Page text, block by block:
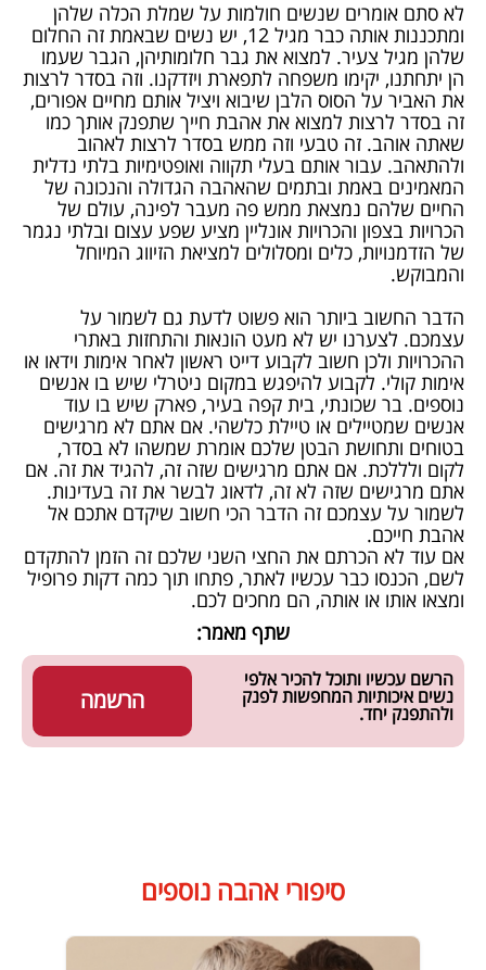
לא סתם אומרים שנשים חולמות על שמלת הכלה שלהן
ומתכננות אותה כבר מגיל 12, יש נשים שבאמת זה החלום
שלהן מגיל צעיר. למצוא את גבר חלומותיהן, הגבר שעמו
הן יתחתנו, יקימו משפחה לתפארת ויזדקנו. וזה בסדר לרצות
את האביר על הסוס הלבן שיבוא ויציל אותם מחיים אפורים,
זה בסדר לרצות למצוא את אהבת חייך שתפנק אותך כמו
שאתה אוהב. זה טבעי וזה ממש בסדר לרצות לאהוב
ולהתאהב. עבור אותם בעלי תקווה ואופטימיות בלתי נדלית
המאמינים באמת ובתמים שהאהבה הגדולה והנכונה של
החיים שלהם נמצאת ממש פה מעבר לפינה, עולם של
הכרויות בצפון והכרויות אונליין מציע שפע עצום ובלתי נגמר
של הזדמנויות, כלים ומסלולים למציאת הזיווג המיוחל
והמבוקש.
הדבר החשוב ביותר הוא פשוט לדעת גם לשמור על
עצמכם. לצערנו יש לא מעט הונאות והתחזות באתרי
ההכרויות ולכן חשוב לקבוע דייט ראשון לאחר אימות וידאו או
אימות קולי. לקבוע להיפגש במקום ניטרלי שיש בו אנשים
נוספים. בר שכונתי, בית קפה בעיר, פארק שיש בו עוד
אנשים שמטיילים או טיילת כלשהי. אם אתם לא מרגישים
בטוחים ותחושת הבטן שלכם אומרת שמשהו לא בסדר,
לקום ולללכת. אם אתם מרגישים שזה זה, להגיד את זה. אם
אתם מרגישים שזה לא זה, לדאוג לבשר את זה בעדינות.
לשמור על עצמכם זה הדבר הכי חשוב שיקדם אתכם אל
אהבת חייכם.
אם עוד לא הכרתם את החצי השני שלכם זה הזמן להתקדם
לשם, הכנסו כבר עכשיו לאתר, פתחו תוך כמה דקות פרופיל
ומצאו אותו או אותה, הם מחכים לכם.
שתף מאמר:
הרשמה
הרשם עכשיו ותוכל להכיר אלפי
נשים איכותיות המחפשות לפנק
ולהתפנק יחד.
סיפורי אהבה נוספים